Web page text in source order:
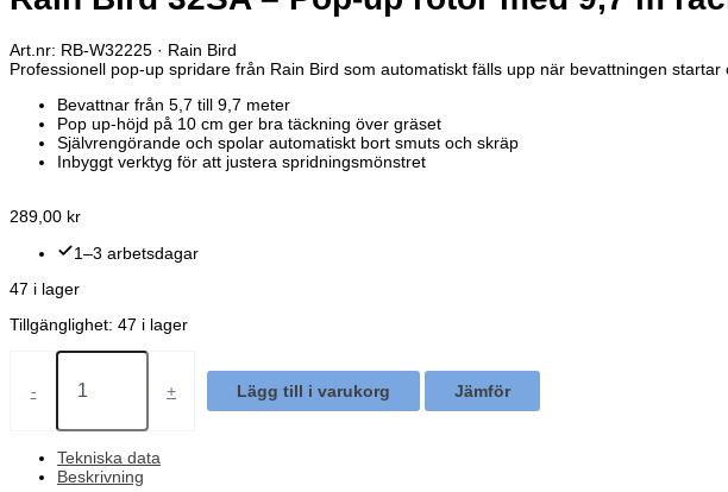
Art.nr: RB-W32225 · Rain Bird
Professionell pop-up spridare från Rain Bird som automatiskt fälls upp när bevattningen
Bevattnar från 5,7 till 9,7 meter
Pop up-höjd på 10 cm ger bra täckning över gräset
Självrengörande och spolar automatiskt bort smuts och skräp
Inbyggt verktyg för att justera spridningsmönstret
289,00 kr
1–3 arbetsdagar
47 i lager
Tillgänglighet: 47 i lager
-
Pop-
+ Lägg till i varukorg Jämför
Tekniska data
Beskrivning